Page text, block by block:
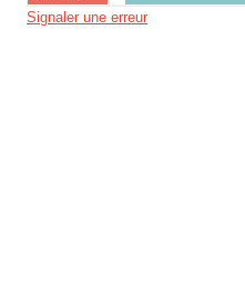
Signaler une erreur